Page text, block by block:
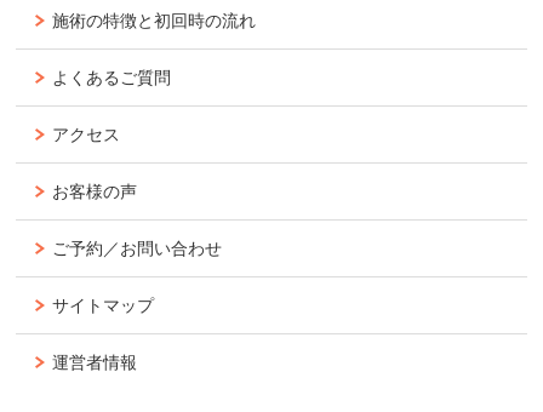
施術の特徴と初回時の流れ
よくあるご質問
アクセス
お客様の声
ご予約／お問い合わせ
サイトマップ
運営者情報